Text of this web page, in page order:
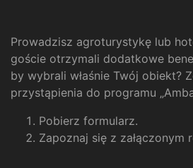
Prowadzisz agroturystykę lub
goście otrzymali dodatkowe
by wybrali właśnie Twój obiekt?
przystąpienia do programu
Pobierz formularz.
Zapoznaj się z załączonym